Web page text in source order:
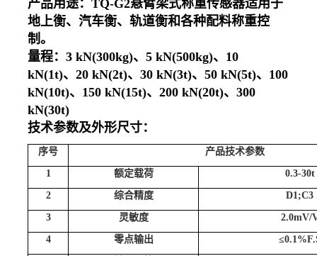
产品用途：TQ-G2悬臂梁式称重传感器适用于
地上衡、汽车衡、轨道衡和各种配料称重控
制。
量程：3 kN(300kg)、5 kN(500kg)、10
kN(1t)、20 kN(2t)、30 kN(3t)、50 kN(5t)、100
kN(10t)、150 kN(15t)、200 kN(20t)、300
kN(30t)
技术参数及外形尺寸：
序号 产品技术参数
1 额定载荷 0.3-30t
2 综合精度 D1;C3
3 灵敏度 2.0mV/
4 零点输出